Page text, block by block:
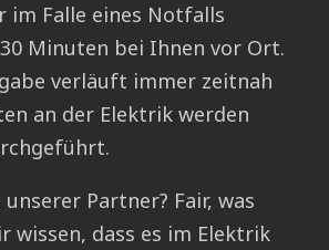
im Falle eines Notfalls
Minuten bei Ihnen vor Ort.
verläuft immer zeitnah
an der Elektrik werden
Partner? Fair, was
wissen, dass es im Elektrik